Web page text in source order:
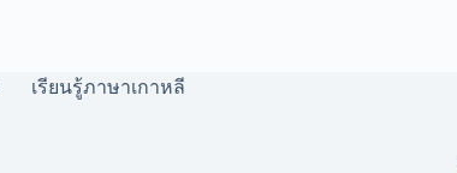
เรียนรู้ภาษาเกาหลี